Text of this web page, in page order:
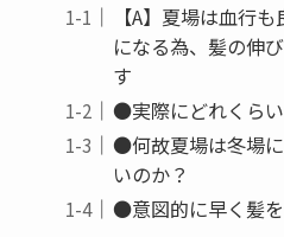
【A】夏場は血行
になる為、髪の伸
す
●実際にどれくら
●何故夏場は冬場
いのか？
●意図的に早く髪